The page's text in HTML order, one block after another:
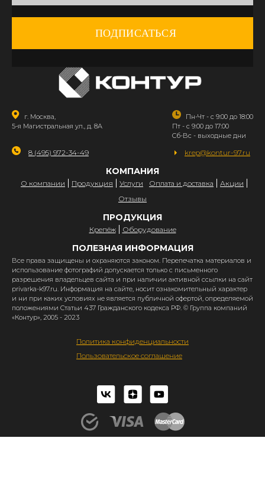
ПОДПИСАТЬСЯ
г. Москва,
5-я Магистральная ул., д. 8А
Пн-Чт - с 9:00 до 18:00
Пт - с 9:00 до 17:00
Сб-Вс - выходные дни
8 (495) 972-34-49 krep@kontur-97.ru
КОМПАНИЯ
О компании Продукция Услуги Оплата и доставка
Акции
Отзывы
ПРОДУКЦИЯ
Крепёж Оборудование
ПОЛЕЗНАЯ ИНФОРМАЦИЯ
Все права защищены и охраняются законом. Перепечатка материалов и
использование фотографий допускается только с письменного
разрешения владельцев сайта и при наличии активной ссылки на сайт
privarka-k97.ru. Информация на сайте, носит ознакомительный характер
и ни при каких условиях не является публичной офертой, определяемой
положениями Статьи 437 Гражданского кодекса РФ. © Группа компаний
«Контур», 2005 - 2023
Политика конфиденциальности
Пользовательское соглашение